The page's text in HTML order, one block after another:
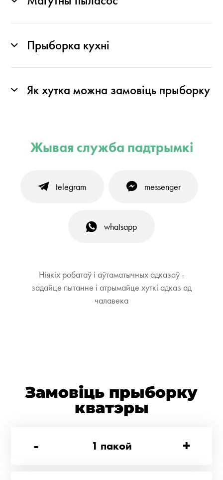
Прыборка кухні
Як хутка можна замовіць прыборку
Жывая служба падтрымкі
telegram messenger
whatsapp
Ніякіх робатаў і аўтаматычных адказаў -
задайце пытанне і атрымайце хуткі адказ ад
чалавека
Замовіць прыборку
кватэры
-
1 пакой +